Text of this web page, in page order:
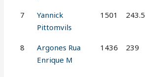
7
Yannick
Pittomvils
1501 243.5
8
Argones Rua
Enrique M
1436 239